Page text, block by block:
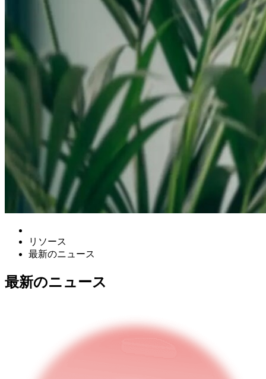
リソース
最新のニュース
最新のニュース